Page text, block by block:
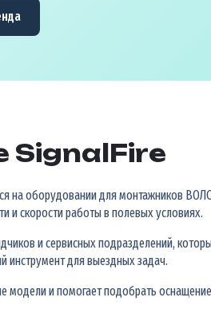
SignalFire
на оборудовании для монтажников
и скорости работы в полевых условиях.
и сервисных подразделений,
инструмент для выездных задач.
модели и помогает подобрать оснащение